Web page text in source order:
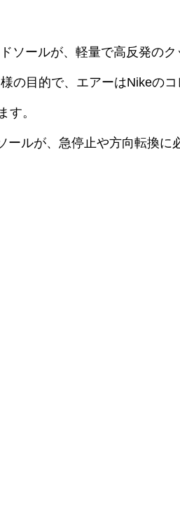
ソールが、軽量で高反発のク
の目的で、エアーはNikeのコ
す。
ールが、急停止や方向転換に